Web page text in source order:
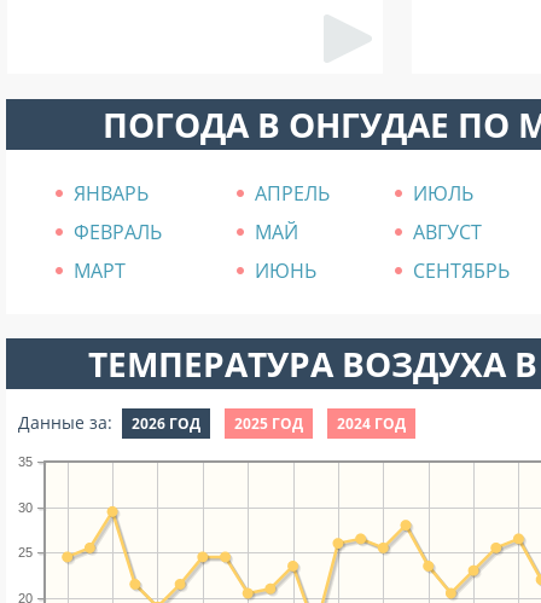
ПОГОДА В ОНГУДАЕ ПО
ЯНВАРЬ АПРЕЛЬ
ИЮЛЬ
ФЕВРАЛЬ
МАЙ
АВГУСТ
МАРТ
ИЮНЬ СЕНТЯБРЬ
ТЕМПЕРАТУРА ВОЗДУХА
Данные за: 2026 ГОД 2025 ГОД 2024 ГОД
20
25
30
35